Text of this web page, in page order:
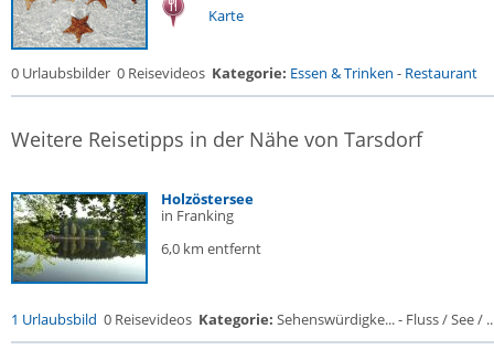
Karte
0 Urlaubsbilder 0 Reisevideos Kategorie: Essen & Trinken - Restaurant
Weitere Reisetipps in der Nähe von Tarsdorf
Holzöstersee
in Franking
6,0 km entfernt
1 Urlaubsbild 0 Reisevideos Kategorie: Sehenswürdigke... - Fluss / See /